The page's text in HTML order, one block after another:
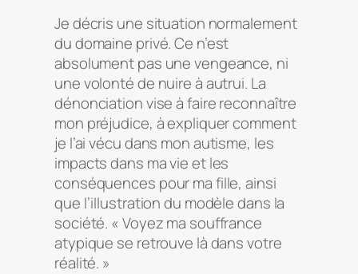
Je décris une situation normalement
du domaine privé. Ce n’est
absolument pas une vengeance, ni
une volonté de nuire à autrui. La
dénonciation vise à faire reconnaître
mon préjudice, à expliquer comment
je l’ai vécu dans mon autisme, les
impacts dans ma vie et les
conséquences pour ma fille, ainsi
que l’illustration du modèle dans la
société. « Voyez ma souffrance
atypique se retrouve là dans votre
réalité. »